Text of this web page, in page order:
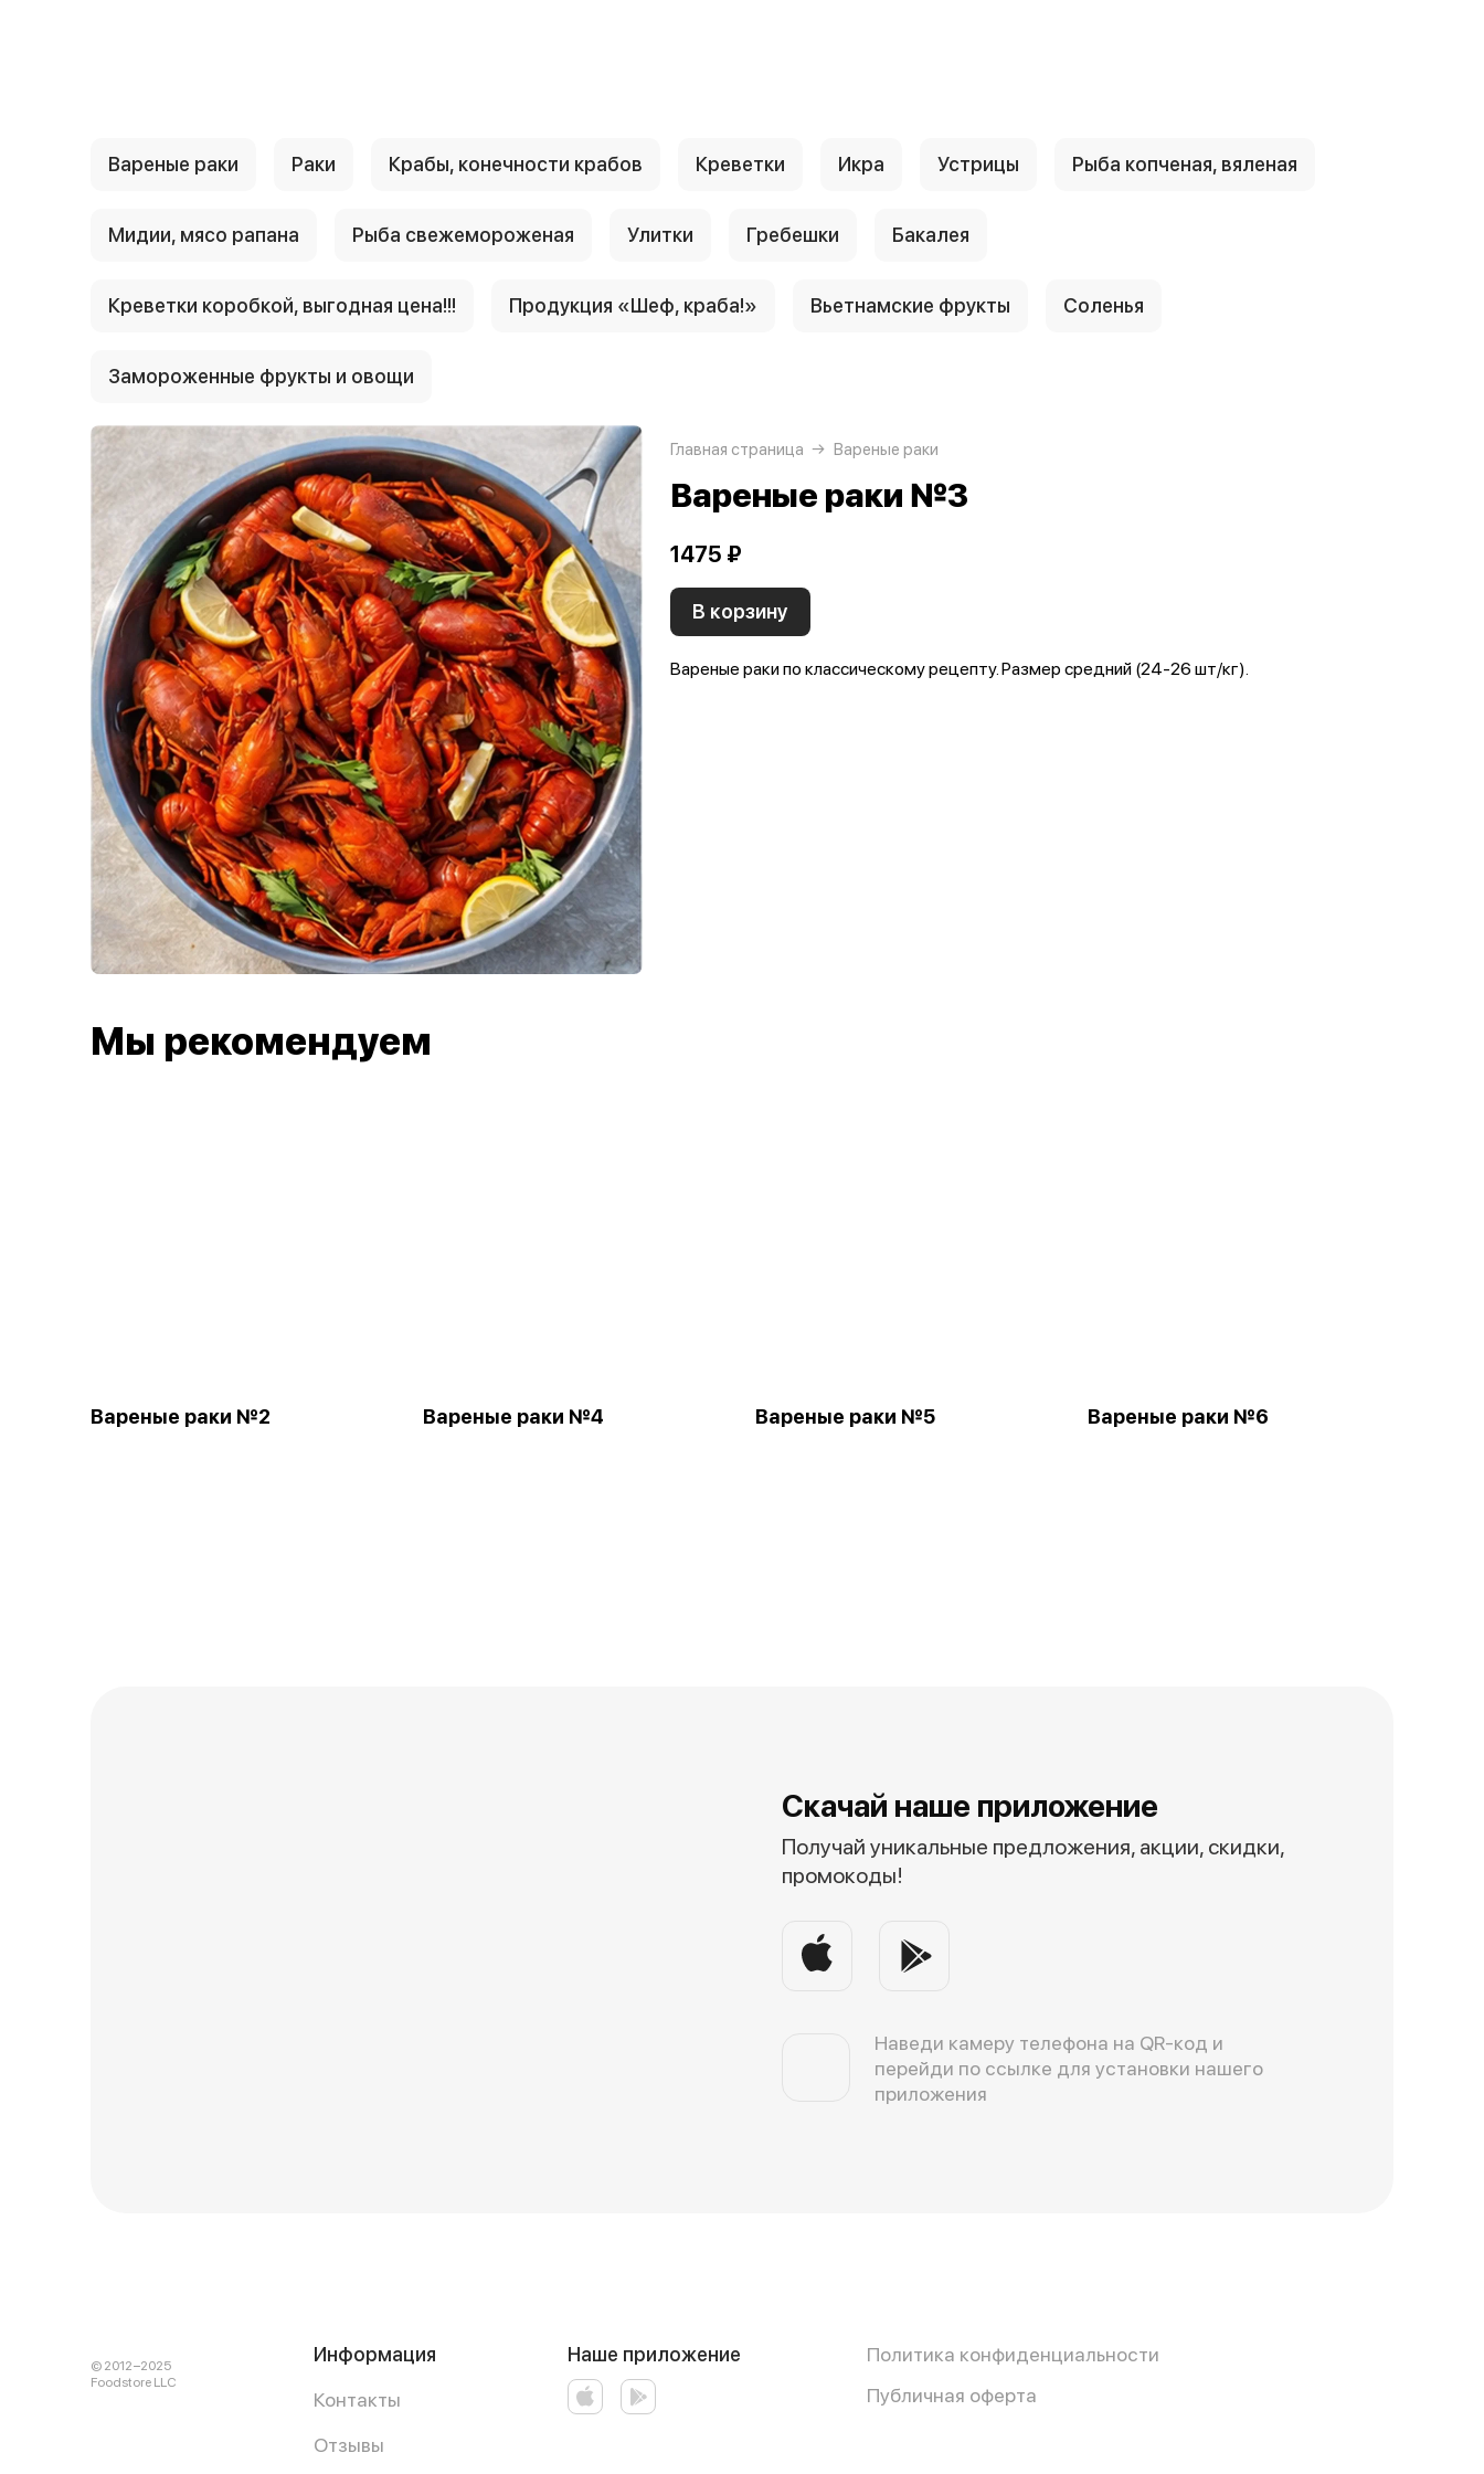
Вареные раки Раки Крабы, конечности крабов Креветки Икра Устрицы Рыба копченая, вяленая
Мидии, мясо рапана Рыба свежемороженая Улитки Гребешки Бакалея
Креветки коробкой, выгодная цена!!! Продукция «Шеф, краба!» Вьетнамские фрукты Соленья
Замороженные фрукты и овощи
Главная страница Вареные раки
Вареные раки №3
1475 ₽
В корзину
Вареные раки по классическому рецепту. Размер средний (24-26 шт/кг).
Мы рекомендуем
Вареные раки №2 Вареные раки №4 Вареные раки №5 Вареные раки №6
Скачай наше приложение
Получай уникальные предложения, акции, скидки,
промокоды!
Наведи камеру телефона на QR-код и
перейди по ссылке для установки нашего
приложения
© 2012−2025
Foodstore LLC
Информация
Контакты
Отзывы
Наше приложение
Политика конфиденциальности
Публичная оферта